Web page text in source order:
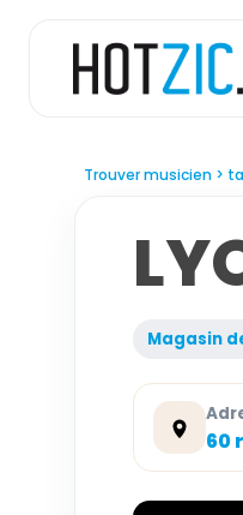
Trouver musicien
Magasin
60